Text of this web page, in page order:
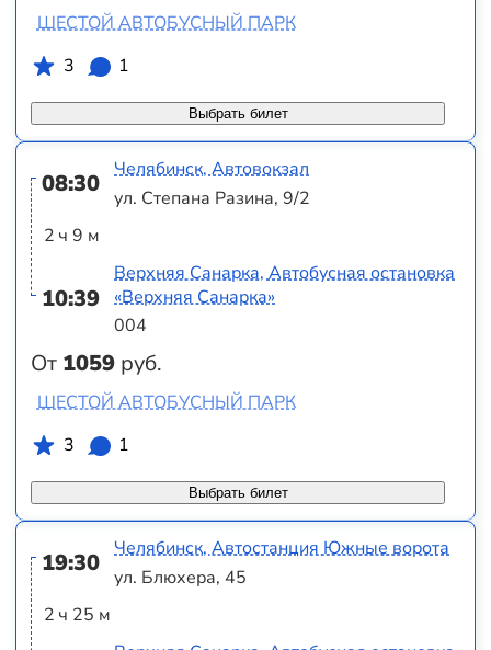
Выбрать билет
ШЕСТОЙ АВТОБУСНЫЙ ПАРК
3
1
08:30
2 ч 9 м
10:39
От 1059 руб.
Челябинск, Автовокзал
ул. Степана Разина, 9/2
Верхняя Санарка, Автобусная остановка
«Верхняя Санарка»
004
Выбрать билет
ШЕСТОЙ АВТОБУСНЫЙ ПАРК
3
1
19:30
2 ч 25 м
Челябинск, Автостанция Южные ворота
ул. Блюхера, 45